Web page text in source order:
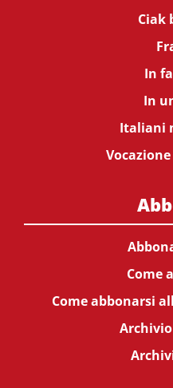
Ciak
In
In
Italiani
Come
Come abbonarsi